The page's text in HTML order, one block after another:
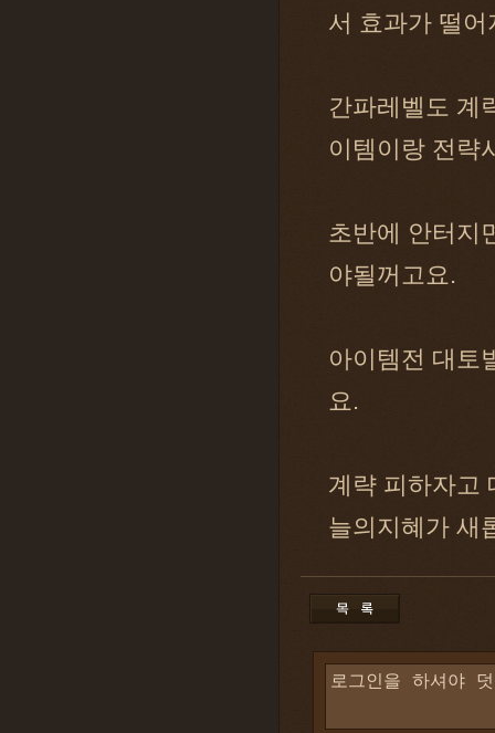
서 효과가 떨어
간파레벨도 계
이템이랑 전략
초반에 안터지
야될꺼고요.
아이템전 대토
요.
계략 피하자고
늘의지혜가 새